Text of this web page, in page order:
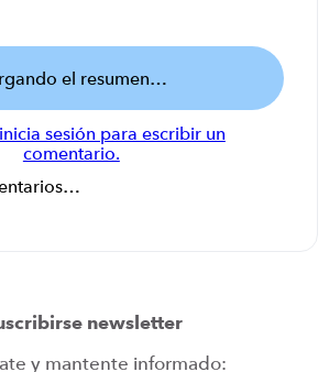
el resumen…
sesión para escribir un
comentario.
newsletter
y mantente informado: